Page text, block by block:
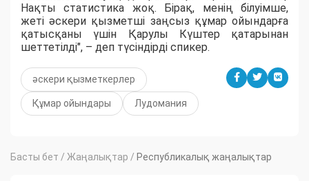
Нақты статистика жоқ. Бірақ, менің білуімше,
жеті әскери қызметші заңсыз құмар ойындарға
қатысқаны үшін Қарулы Күштер қатарынан
шеттетілді", – деп түсіндірді спикер.
әскери қызметкерлер
Құмар ойындары Лудомания
Басты бет / Жаңалықтар / Республикалық жаңалықтар